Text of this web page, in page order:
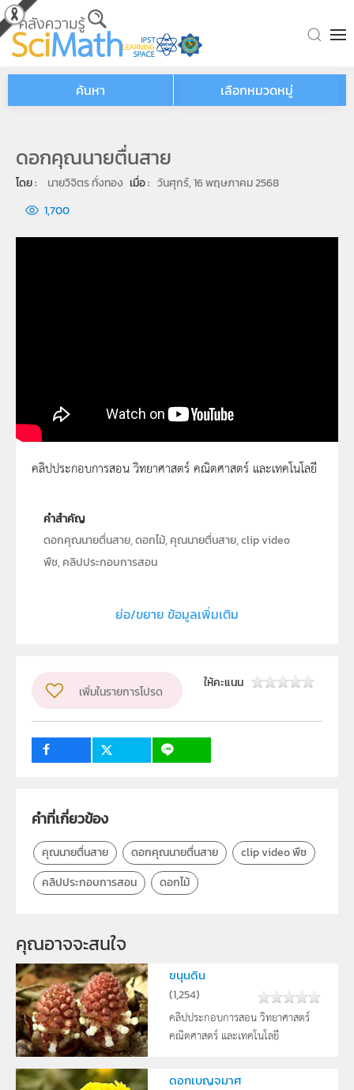
Skip to main content
ค้นหา เลือกหมวดหมู่
ดอกคุณนายตื่นสาย
โดย : นายวิจิตร ทั่งทอง เมื่อ : วันศุกร์, 16 พฤษภาคม 2568
1,700
คลิปประกอบการสอน วิทยาศาสตร์ คณิตศาสตร์ และเทคโนโลยี
คำสำคัญ
ดอกคุณนายตื่นสาย, ดอกไม้, คุณนายตื่นสาย, clip video
พืช, คลิปประกอบการสอน
นายวิจิตร ทั่งทอง
วิชา
ป.1, ป.2, ป.3, ป.4, ป.5, ป.6, ม.1, ม.2, ม.3, ม.4, ม.5, ม.6
ย่อ/ขยาย ข้อมูลเพิ่มเติม
เพิ่มในรายการโปรด
ให้คะแนน
คำที่เกี่ยวข้อง
คุณนายตื่นสาย ดอกคุณนายตื่นสาย
clip video พืช
คลิปประกอบการสอน
ดอกไม้
คุณอาจจะสนใจ
ขนุนดิน
(1,254)
คลิปประกอบการสอน วิทยาศาสตร์
คณิตศาสตร์ และเทคโนโลยี
ดอกเบญจมาศ